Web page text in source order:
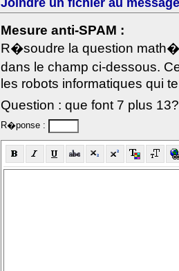
Joindre un fichier au
Mesure anti-SPAM :
R�soudre la question
dans le champ ci-dessous.
les robots informatiques qui
Question : que font 7 plus 13?
R�ponse :